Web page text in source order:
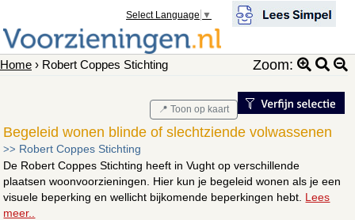
Select Language ▼
Home › Robert Coppes Stichting Zoom:
📍 Toon op kaart
Begeleid wonen blinde of slechtziende volwassenen
>> Robert Coppes Stichting
De Robert Coppes Stichting heeft in Vught op verschillende
plaatsen woonvoorzieningen. Hier kun je begeleid wonen als je een
visuele beperking en wellicht bijkomende beperkingen hebt. Lees
meer..